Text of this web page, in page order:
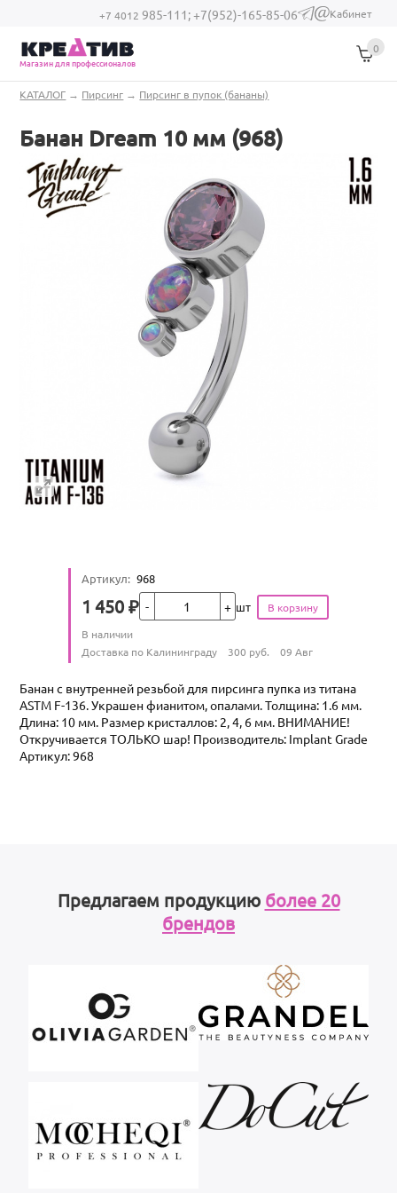
Перейти к основному содержанию
+7 4012 985-111;+7(952)-165-85-06
(link sends e-
Кабинет
Магазин для профессионалов
0
Вы здесь
КАТАЛОГ → Пирсинг → Пирсинг в пупок (бананы)
Банан Dream 10 мм (968)
Артикул: 968
Цена
1 450 ₽Кол-во шт
Количество
В наличии
Условия доставки
Доставка по Калининграду 300 руб. 09 Авг
Банан с внутренней резьбой для пирсинга пупка из титана
ASTM F-136. Украшен фианитом, опалами. Толщина: 1.6 мм.
Длина: 10 мм. Размер кристаллов: 2, 4, 6 мм. ВНИМАНИЕ!
Откручивается ТОЛЬКО шар! Производитель: Implant Grade
Артикул: 968
Предлагаем продукцию более 20
брендов